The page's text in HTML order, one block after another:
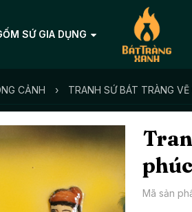
SỨ GIA DỤNG
CẢNH › TRANH SỨ BÁT TRÀNG
Mã sản